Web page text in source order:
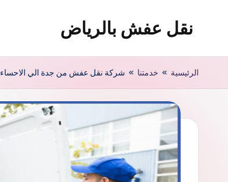
نقل عفش بالرياض
نقل
وتخزين
بالرياض
200
ريال
الرئيسية » خدمتنا » شركة نقل عفش من جدة الي الاحساء 0554996824 تقديم خدمات النقل بكفاءة